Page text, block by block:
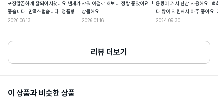
1. 화장품을 사용하여 다음과 같이 이상이
있을 경우에는 사용을 중지할 것이며, 계속
1)사용 중 붉은 반점, 부어오름, 가려움증,
2)적용 부위가 직사광선에 의해 위와 같은
포장깔끔하게 잘되어서왔네요 냄새가
좋습니다. 만족스럽습니다. 정품향과
같습니다.
2026.06.13
샤워 이걸로 해보니 정말 좋았어요 !!!
상큼해요
2026.01.16
용량이 커서 한참 사용해요. 백
다 많이 저렴해서 아주 좋아요.
이용합니다~~ 배송도 빠르고
2024.09.30
리뷰 더보기
이 상품과 비슷한 상품